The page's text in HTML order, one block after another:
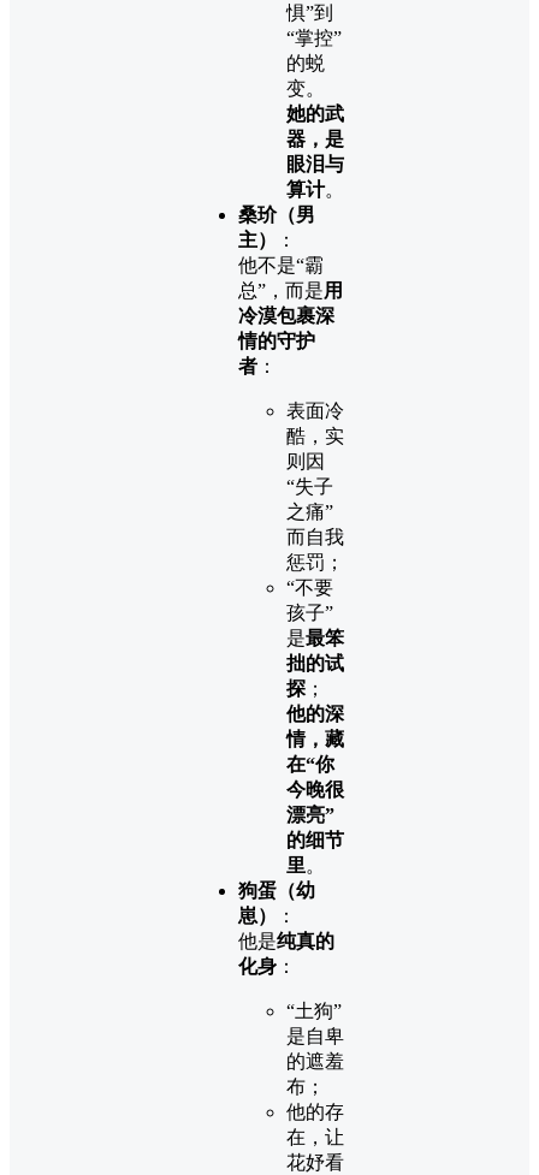
惧”到
“掌控”
的蜕
变。
她的武
器，是
眼泪与
算计。
桑玠（男
主）
：
他不是“霸
总”，而是用
冷漠包裹深
情的守护
者 ：
表面冷
酷，实
则因
“失子
之痛”
而自我
惩罚；
“不要
孩子”
是最笨
拙的试
探 ；
他的深
情，藏
在“你
今晚很
漂亮”
的细节
里。
狗蛋（幼
崽）
：
他是纯真的
化身 ：
“土狗”
是自卑
的遮羞
布；
他的存
在，让
花妤看